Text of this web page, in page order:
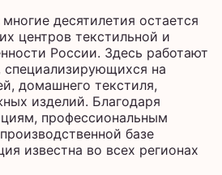
десятилетия остается
центров текстильной и
России. Здесь работают
специализирующихся на
домашнего текстиля,
изделий. Благодаря
профессиональным
базе
известна во всех регионах